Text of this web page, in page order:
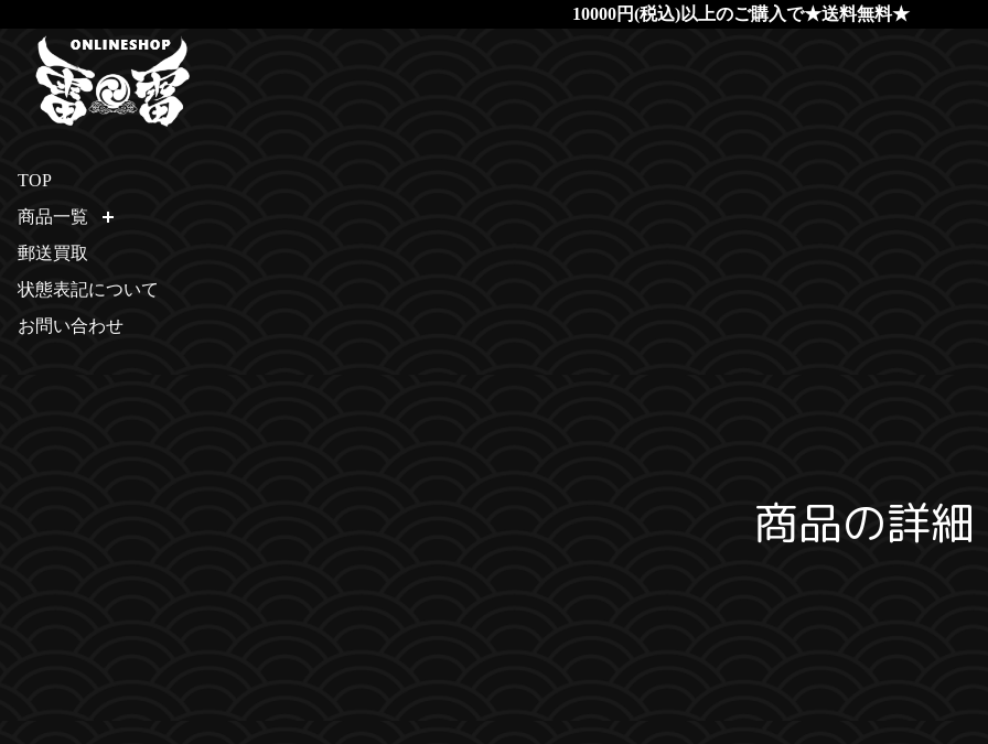
10000円(税込)以上のご購入で★送料無料★
商品の詳細
TOP
商品一覧
郵送買取
状態表記について
お問い合わせ